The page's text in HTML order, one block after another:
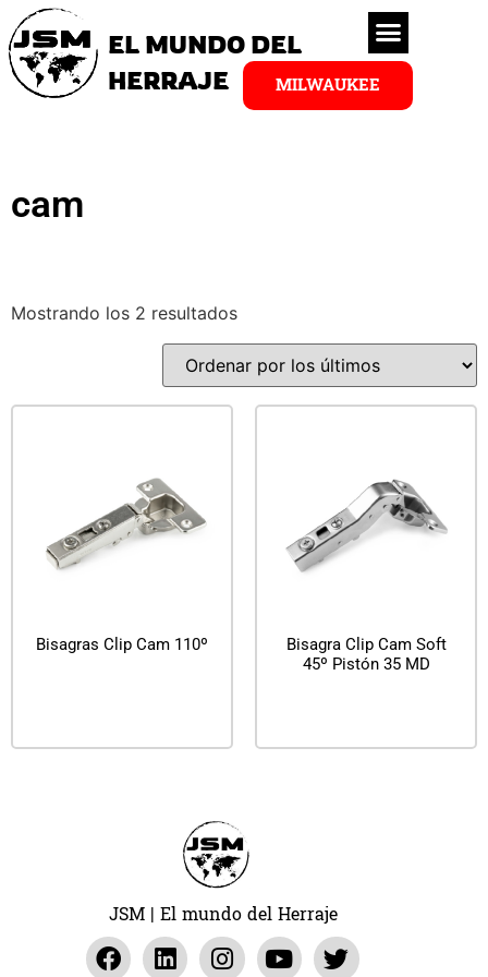
EL MUNDO DEL
HERRAJE
MILWAUKEE
cam
Mostrando los 2 resultados
Bisagras Clip Cam 110º
Bisagra Clip Cam Soft
45º Pistón 35 MD
JSM | El mundo del Herraje